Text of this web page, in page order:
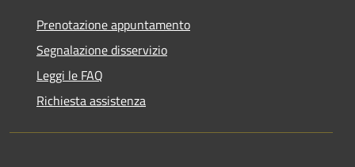
Prenotazione appuntamento
Segnalazione disservizio
Leggi le FAQ
Richiesta assistenza